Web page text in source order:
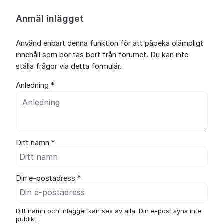
Anmäl inlägget
Använd enbart denna funktion för att påpeka olämpligt
innehåll som bör tas bort från forumet. Du kan inte
ställa frågor via detta formulär.
Anledning *
Ditt namn *
Din e-postadress *
Ditt namn och inlägget kan ses av alla. Din e-post syns inte
publikt.